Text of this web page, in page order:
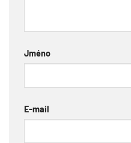
Jméno
E-mail